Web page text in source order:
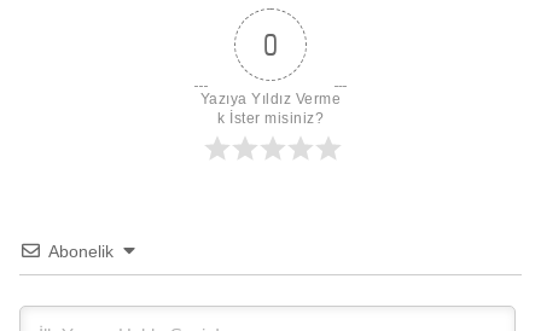
0
Yazıya Yıldız Verme
k İster misiniz?
Abonelik